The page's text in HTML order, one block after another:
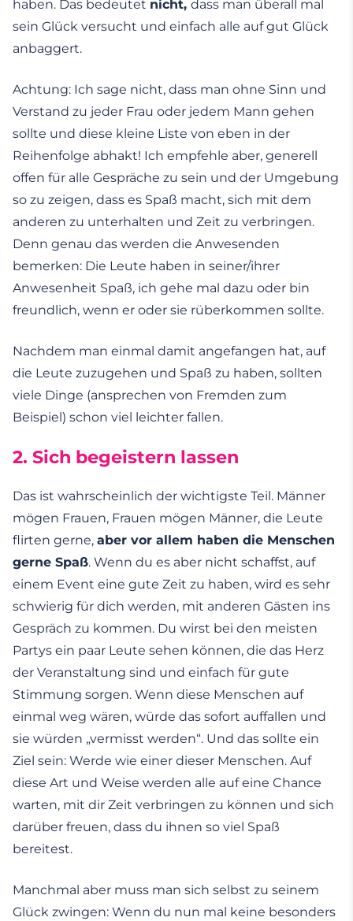
haben. Das bedeutet nicht, dass man überall mal
sein Glück versucht und einfach alle auf gut Glück
anbaggert.
Achtung: Ich sage nicht, dass man ohne Sinn und
Verstand zu jeder Frau oder jedem Mann gehen
sollte und diese kleine Liste von eben in der
Reihenfolge abhakt! Ich empfehle aber, generell
offen für alle Gespräche zu sein und der Umgebung
so zu zeigen, dass es Spaß macht, sich mit dem
anderen zu unterhalten und Zeit zu verbringen.
Denn genau das werden die Anwesenden
bemerken: Die Leute haben in seiner/ihrer
Anwesenheit Spaß, ich gehe mal dazu oder bin
freundlich, wenn er oder sie rüberkommen sollte.
Nachdem man einmal damit angefangen hat, auf
die Leute zuzugehen und Spaß zu haben, sollten
viele Dinge (ansprechen von Fremden zum
Beispiel) schon viel leichter fallen.
2. Sich begeistern lassen
Das ist wahrscheinlich der wichtigste Teil. Männer
mögen Frauen, Frauen mögen Männer, die Leute
flirten gerne, aber vor allem haben die Menschen
gerne Spaß. Wenn du es aber nicht schaffst, auf
einem Event eine gute Zeit zu haben, wird es sehr
schwierig für dich werden, mit anderen Gästen ins
Gespräch zu kommen. Du wirst bei den meisten
Partys ein paar Leute sehen können, die das Herz
der Veranstaltung sind und einfach für gute
Stimmung sorgen. Wenn diese Menschen auf
einmal weg wären, würde das sofort auffallen und
sie würden „vermisst werden“. Und das sollte ein
Ziel sein: Werde wie einer dieser Menschen. Auf
diese Art und Weise werden alle auf eine Chance
warten, mit dir Zeit verbringen zu können und sich
darüber freuen, dass du ihnen so viel Spaß
bereitest.
Manchmal aber muss man sich selbst zu seinem
Glück zwingen: Wenn du nun mal keine besonders